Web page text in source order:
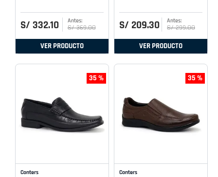
S/ 332.10 S/ 369.00
VER PRODUCTO
S/ 209.30 S/ 299.00
VER PRODUCTO
35 %
Conters
35 %
Conters